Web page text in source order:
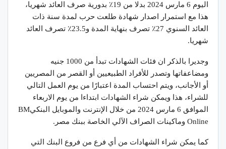
اليوم 6 مارس 2024 بدلا من 19٪؜ بدورية صرف العائد شهريا،
هذا مع استمرار اصدار شهادة طلعت حرب لمدة سنة ذات
العائد السنوي 27٪؜ تصرف بنهاية المدة و23.5٪؜ تصرف العائد
شهريا.
وجديرا بالذكر ان فئات الشهادات تبدأ من 1000 جنيه
ومضاعفاتها وتصدر للأفراد الطبيعيين أو القصر من المصريين
أو الأجانب، ويتم احتساب المدة اعتبارًا من يوم العمل التالي
للشراء، هذا ويمكن شراء الشهادات ابتداءا من يوم الاربعاء
الموافق 6 مارس 2024 من خلال الإنترنت والموبايل البنكيBM
Online وماكينات الصراف الآلي الخاصة ببنك مصر.
كما يمكن شراء الشهادات من أي فرع من فروع البنك التي